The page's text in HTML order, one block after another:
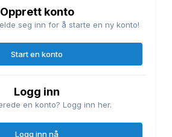
Opprett konto
seg inn for å starte en ny konto!
Start en konto
Logg inn
en konto? Logg inn her.
Logg inn nå